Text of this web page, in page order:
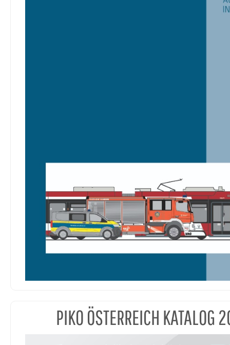
PIKO ÖSTERREICH KATALOG